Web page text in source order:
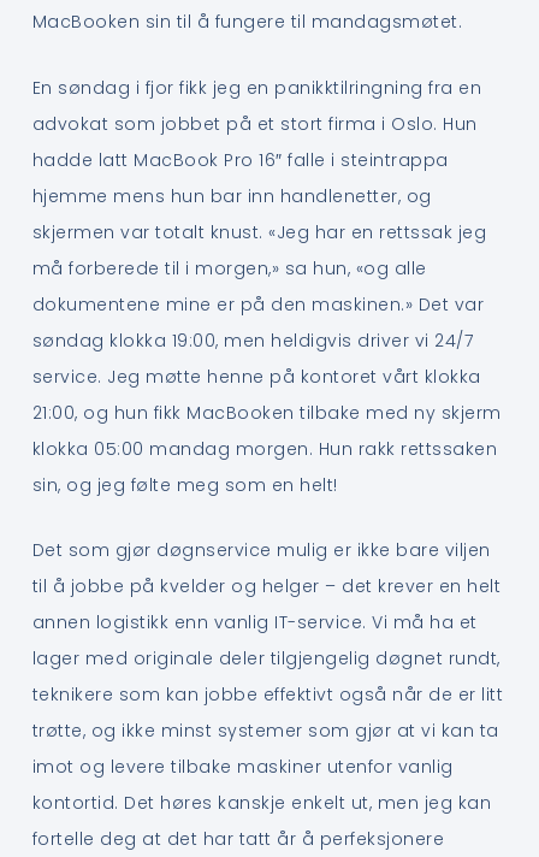
MacBooken sin til å fungere til mandagsmøtet.
En søndag i fjor fikk jeg en panikktilringning fra en
advokat som jobbet på et stort firma i Oslo. Hun
hadde latt MacBook Pro 16″ falle i steintrappa
hjemme mens hun bar inn handlenetter, og
skjermen var totalt knust. «Jeg har en rettssak jeg
må forberede til i morgen,» sa hun, «og alle
dokumentene mine er på den maskinen.» Det var
søndag klokka 19:00, men heldigvis driver vi 24/7
service. Jeg møtte henne på kontoret vårt klokka
21:00, og hun fikk MacBooken tilbake med ny skjerm
klokka 05:00 mandag morgen. Hun rakk rettssaken
sin, og jeg følte meg som en helt!
Det som gjør døgnservice mulig er ikke bare viljen
til å jobbe på kvelder og helger – det krever en helt
annen logistikk enn vanlig IT-service. Vi må ha et
lager med originale deler tilgjengelig døgnet rundt,
teknikere som kan jobbe effektivt også når de er litt
trøtte, og ikke minst systemer som gjør at vi kan ta
imot og levere tilbake maskiner utenfor vanlig
kontortid. Det høres kanskje enkelt ut, men jeg kan
fortelle deg at det har tatt år å perfeksjonere